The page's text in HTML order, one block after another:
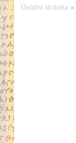
Úvodní stránka »